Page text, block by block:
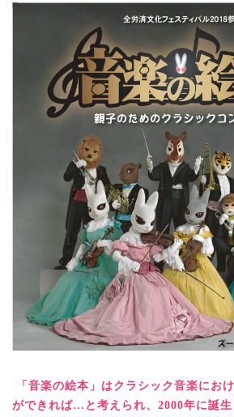
「音楽の絵本」はクラシック音楽にお
ができれば…と考えられ、2000年に誕